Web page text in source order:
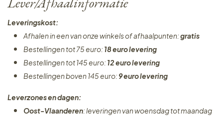
Leveringskost:
Afhalen in een van onze winkels of afhaalpunten:gratis
Bestellingen tot 75 euro: 18 euro levering
Bestellingen tot 145 euro: 12 euro levering
Bestellingen boven 145 euro: 9 euro levering
Leverzones en dagen:
Oost-Vlaanderen: leveringen van woensdag tot maandag